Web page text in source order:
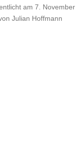
am 7. November
Julian Hoffmann